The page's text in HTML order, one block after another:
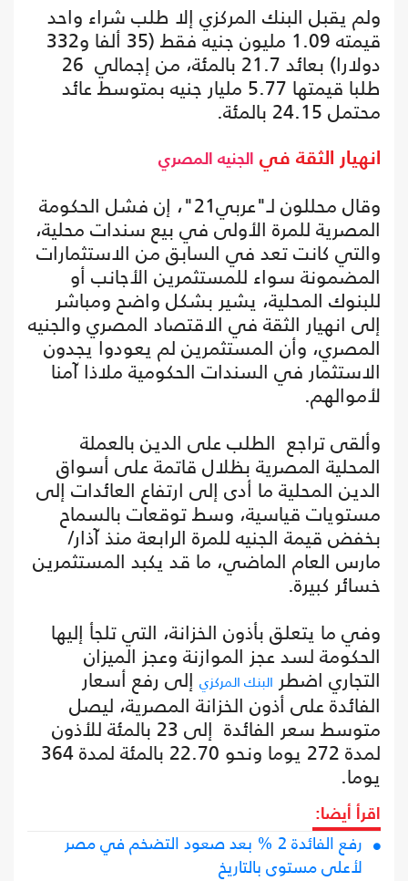
ولم يقبل البنك المركزي إلا طلب شراء واحد
قيمته 1.09 مليون جنيه فقط (35 ألفا و332
دولارا) بعائد 21.7 بالمئة، من إجمالي 26
طلبا قيمتها 5.77 مليار جنيه بمتوسط عائد
محتمل 24.15 بالمئة.
انهيار الثقة في الجنيه المصري
وقال محللون لـ"عربي21"، إن فشل الحكومة
المصرية للمرة الأولى في بيع سندات محلية،
والتي كانت تعد في السابق من الاستثمارات
المضمونة سواء للمستثمرين الأجانب أو
للبنوك المحلية، يشير بشكل واضح ومباشر
إلى انهيار الثقة في الاقتصاد المصري والجنيه
المصري، وأن المستثمرين لم يعودوا يجدون
الاستثمار في السندات الحكومية ملاذا آمنا
لأموالهم.
وألقى تراجع الطلب على الدين بالعملة
المحلية المصرية بظلال قاتمة على أسواق
الدين المحلية ما أدى إلى ارتفاع العائدات إلى
مستويات قياسية، وسط توقعات بالسماح
بخفض قيمة الجنيه للمرة الرابعة منذ آذار/
مارس العام الماضي، ما قد يكبد المستثمرين
خسائر كبيرة.
وفي ما يتعلق بأذون الخزانة، التي تلجأ إليها
الحكومة لسد عجز الموازنة وعجز الميزان
التجاري اضطر البنك المركزي إلى رفع أسعار
الفائدة على أذون الخزانة المصرية، ليصل
متوسط سعر الفائدة إلى 23 بالمئة للأذون
لمدة 272 يوما ونحو 22.70 بالمئة لمدة 364
يوما.
اقرأ أيضا:
رفع الفائدة 2 % بعد صعود التضخم في مصر
لأعلى مستوى بالتاريخ